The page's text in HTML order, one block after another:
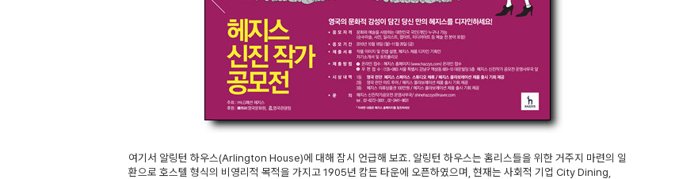
여기서 알링턴 하우스(Arlington House)에 대해 잠시 언급해 보죠. 알링턴 하우스는 홈리스들을 위한 거주지 마련의 일
환으로 호스텔 형식의 비영리적 목적을 가지고 1905년 캄든 타운에 오픈하였으며, 현재는 사회적 기업 City Dining,